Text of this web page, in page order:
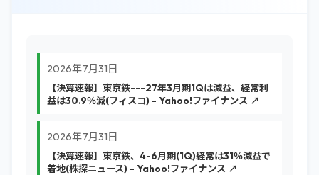
2026年7月31日
【決算速報】東京鉄---27年3月期1Qは減益、経常利
益は30.9％減(フィスコ) - Yahoo!ファイナンス ↗
2026年7月31日
【決算速報】東京鉄、4-6月期(1Q)経常は31％減益で
着地(株探ニュース) - Yahoo!ファイナンス ↗